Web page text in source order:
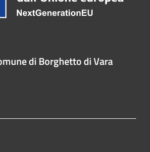
di Borghetto di Vara